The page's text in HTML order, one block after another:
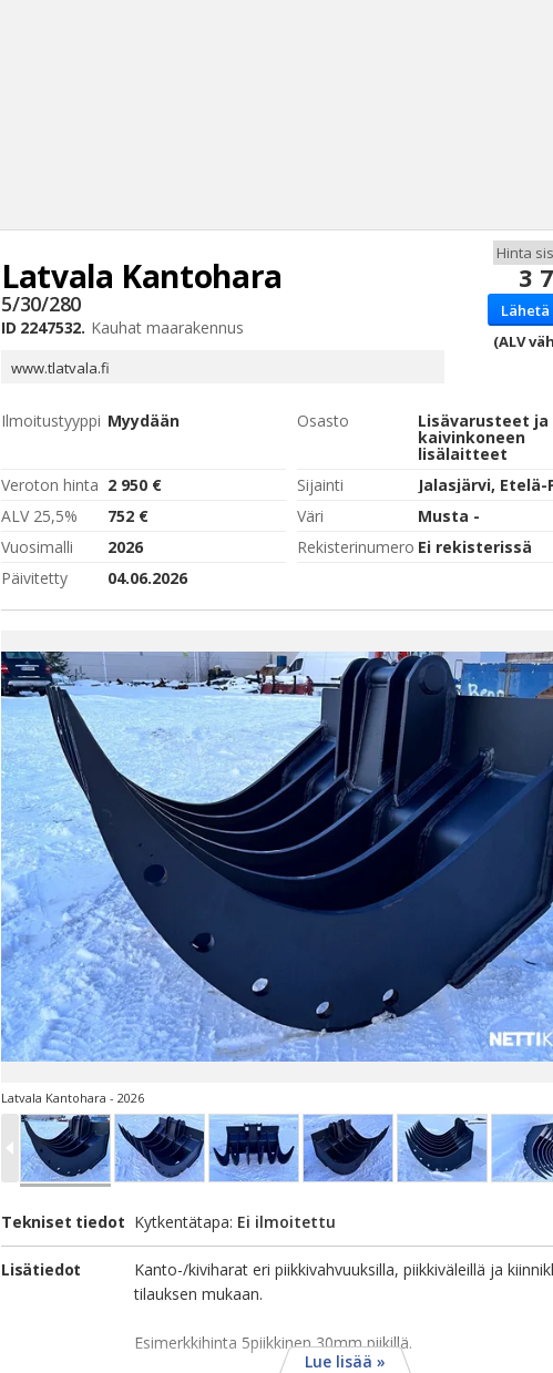
3
(ALV
Latvala Kantohara
5/30/280
ID 2247532. Kauhat maarakennus
www.tlatvala.fi
Ilmoitustyyppi Myydään Osasto Lisävarusteet ja
kaivinkoneen
lisälaitteet
Veroton hinta 2 950 € Sijainti
ALV 25,5%
752 € Väri
Musta -
Vuosimalli
2026 Rekisterinumero Ei rekisterissä
Päivitetty
04.06.2026
Latvala Kantohara - 2026
Tekniset tiedot Kytkentätapa: Ei ilmoitettu
Lisätiedot
Kanto-/kiviharat eri piikkivahvuuksilla, piikkiväleillä ja
tilauksen mukaan.
Esimerkkihinta 5piikkinen 30mm piikillä.
Lue lisää »